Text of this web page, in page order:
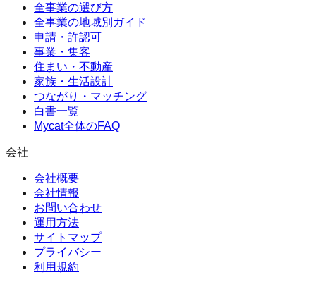
全事業の選び方
全事業の地域別ガイド
申請・許認可
事業・集客
住まい・不動産
家族・生活設計
つながり・マッチング
白書一覧
Mycat全体のFAQ
会社
会社概要
会社情報
お問い合わせ
運用方法
サイトマップ
プライバシー
利用規約